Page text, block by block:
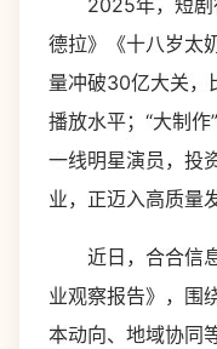
2025年，短剧
德拉》《十八岁太
量冲破30亿大关，
播放水平；“大制
一线明星演员，投
业，正迈入高质量
近日，合合信息
业观察报告》，围
本动向、地域协同